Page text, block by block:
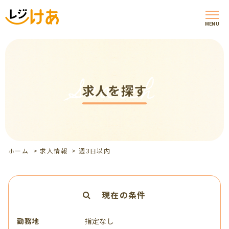
MENU
求人を探す
Search
ホーム >求人情報 >週3日以内
現在の条件
勤務地 指定なし